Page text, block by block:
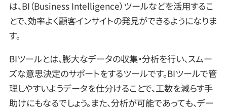
は、BI（Business Intelligence）ツールなどを活用するこ
とで、効率よく顧客インサイトの発見ができるようになりま
す。
BIツールとは、膨大なデータの収集・分析を行い、スムー
ズな意思決定のサポートをするツールです。BIツールで管
理しやすいようデータを仕分けることで、工数を減らす手
助けにもなるでしょう。また、分析が可能であっても、デー